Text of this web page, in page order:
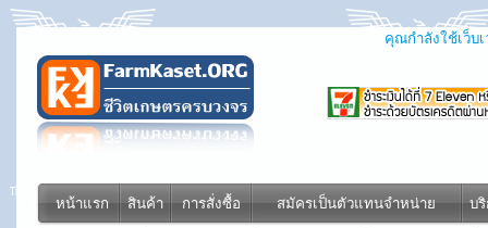
คุณกำลังใช้เว็บ
หน้าแรก สินค้า การสั่งซื้อ สมัครเป็นตัวแทนจำหน่าย บ